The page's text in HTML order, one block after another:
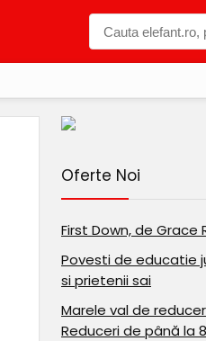
Oferte Noi
First Down, de Grace
Povesti de educatie
si prietenii sai
Marele val de
Reduceri de până la